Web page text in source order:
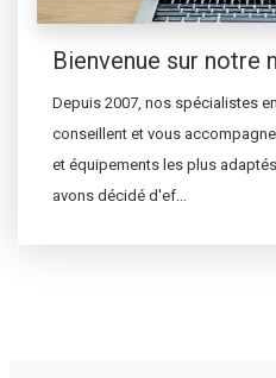
Bienvenue sur notre
Depuis 2007, nos spécialistes
conseillent et vous
et équipements les plus
avons décidé d'ef...